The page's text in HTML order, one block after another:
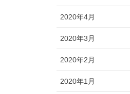
2020年4月
2020年3月
2020年2月
2020年1月